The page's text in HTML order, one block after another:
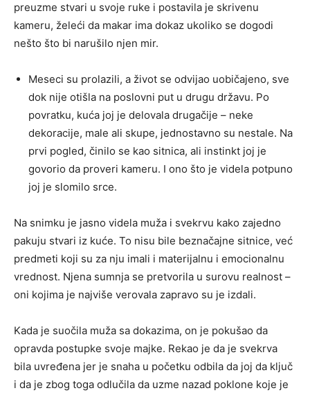
preuzme stvari u svoje ruke i postavila je skrivenu
kameru, želeći da makar ima dokaz ukoliko se dogodi
nešto što bi narušilo njen mir.
Meseci su prolazili, a život se odvijao uobičajeno, sve
dok nije otišla na poslovni put u drugu državu. Po
povratku, kuća joj je delovala drugačije – neke
dekoracije, male ali skupe, jednostavno su nestale. Na
prvi pogled, činilo se kao sitnica, ali instinkt joj je
govorio da proveri kameru. I ono što je videla potpuno
joj je slomilo srce.
Na snimku je jasno videla muža i svekrvu kako zajedno
pakuju stvari iz kuće. To nisu bile beznačajne sitnice, već
predmeti koji su za nju imali i materijalnu i emocionalnu
vrednost. Njena sumnja se pretvorila u surovu realnost –
oni kojima je najviše verovala zapravo su je izdali.
Kada je suočila muža sa dokazima, on je pokušao da
opravda postupke svoje majke. Rekao je da je svekrva
bila uvređena jer je snaha u početku odbila da joj da ključ
i da je zbog toga odlučila da uzme nazad poklone koje je